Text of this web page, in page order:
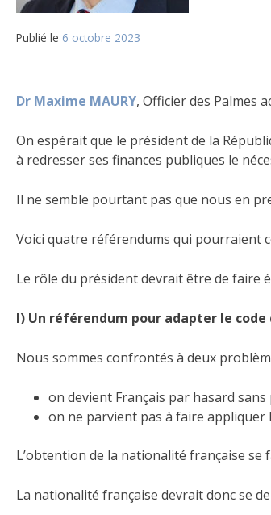
Publié le 6 octobre 2023
Dr Maxime MAURY, Officier des Palmes
On espérait que le président de la
à redresser ses finances publiques le
Il ne semble pourtant pas que nous en
Voici quatre référendums qui pourraient
Le rôle du président devrait être de faire
I) Un référendum pour adapter le
Nous sommes confrontés à deux
on devient Français par hasard
on ne parvient pas à faire appliquer
L’obtention de la nationalité française se
La nationalité française devrait donc se